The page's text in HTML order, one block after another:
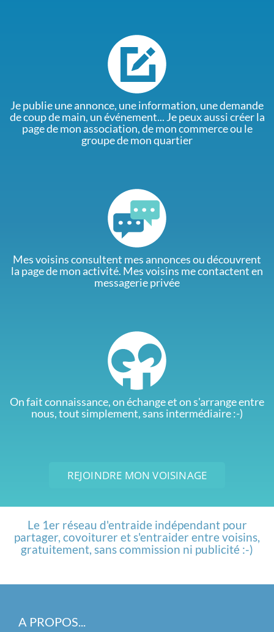
Je publie une annonce, une information, une demande
de coup de main, un événement... Je peux aussi créer la
page de mon association, de mon commerce ou le
groupe de mon quartier
Mes voisins consultent mes annonces ou découvrent
la page de mon activité. Mes voisins me contactent en
messagerie privée
On fait connaissance, on échange et on s'arrange entre
nous, tout simplement, sans intermédiaire :-)
REJOINDRE MON VOISINAGE
Le 1er réseau d'entraide indépendant pour
partager, covoiturer et s'entraider entre voisins,
gratuitement, sans commission ni publicité :-)
A PROPOS...